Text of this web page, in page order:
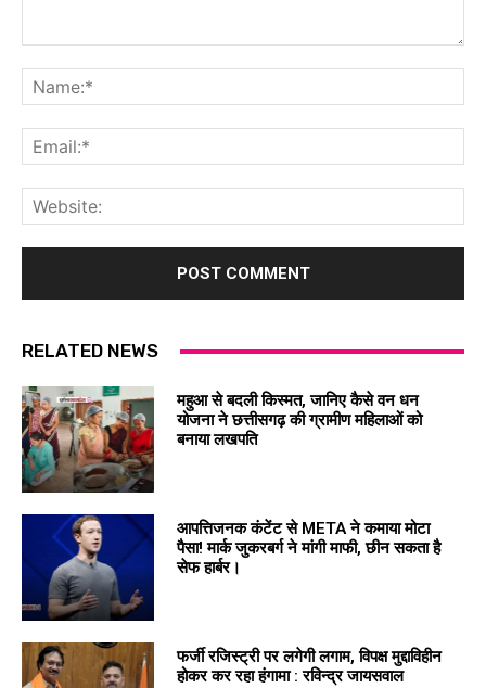
RELATED NEWS
महुआ से बदली किस्मत, जानिए कैसे वन धन
योजना ने छत्तीसगढ़ की ग्रामीण महिलाओं को
बनाया लखपति
आपत्तिजनक कंटेंट से META ने कमाया मोटा
पैसा! मार्क जुकरबर्ग ने मांगी माफी, छीन सकता है
सेफ हार्बर।
फर्जी रजिस्ट्री पर लगेगी लगाम, विपक्ष मुद्दाविहीन
होकर कर रहा हंगामा : रविन्द्र जायसवाल